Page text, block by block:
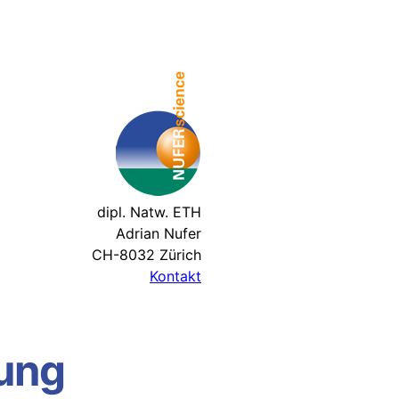
dipl. Natw. ETH
Adrian Nufer
CH-8032 Zürich
Kontakt